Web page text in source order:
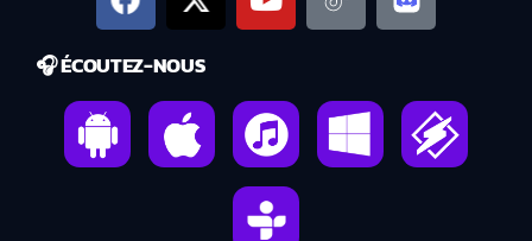
🎧 ÉCOUTEZ-NOUS